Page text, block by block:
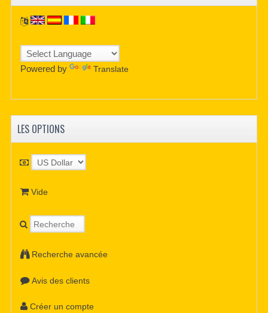
Powered by Translate
LES OPTIONS
Vide
Recherche avancée
Avis des clients
Créer un compte